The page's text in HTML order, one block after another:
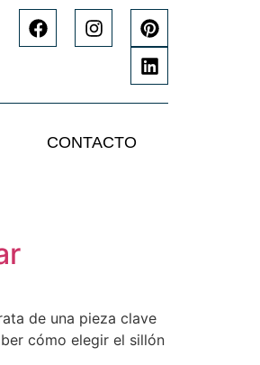
CONTACTO
de una pieza clave
cómo elegir el sillón